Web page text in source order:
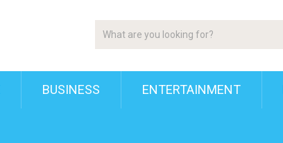
BUSINESS ENTERTAINMENT